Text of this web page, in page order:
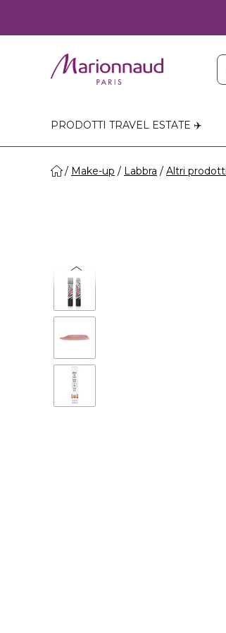
PRODOTTI TRAVEL ESTATE ✈️
Make-up Labbra Altri